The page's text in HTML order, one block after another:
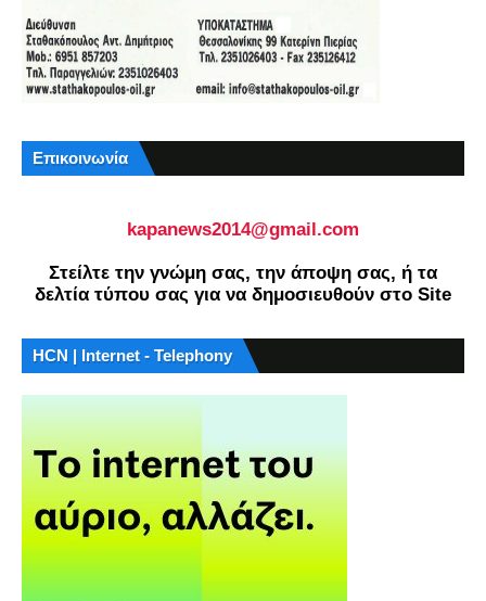
Επικοινωνία
kapanews2014@gmail.com
Στείλτε την γνώμη σας, την άποψη σας, ή τα
δελτία τύπου σας για να δημοσιευθούν στο Site
HCN | Internet - Telephony